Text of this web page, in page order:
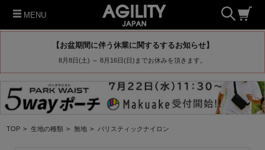
MENU
【お盆期間に伴う休業に関するするお知らせ】
8月8日(土) ～ 8月16日(日)までお休みを頂きます。
TOP > 生地の種類 > 無地 > バリスティックナイロン